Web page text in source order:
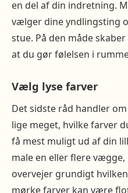
en del af din indretning.
vælger dine yndlingsting
stue. På den måde
at du gør følelsen i
Vælg lyse farver
Det sidste råd handler
lige meget, hvilke farver
få mest muligt ud af din
male en eller flere
overvejer grundigt
mørke farver kan være